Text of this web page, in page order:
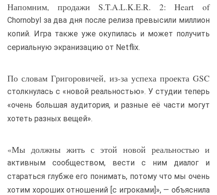
Напомним, продажи S.T.A.L.K.E.R. 2: Heart of
Chornobyl за два дня после релиза превысили миллион
копий. Игра также уже окупилась и может получить
сериальную экранизацию от Netflix.
По словам Григоровичей, из-за успеха проекта GSC
столкнулась с «новой реальностью». У студии теперь
«очень большая аудитория, и разные её части могут
хотеть разных вещей».
«Мы должны жить с этой новой реальностью и
активным сообществом, вести с ним диалог и
стараться глубже его понимать, потому что мы очень
хотим хороших отношений [с игроками]», — объяснила